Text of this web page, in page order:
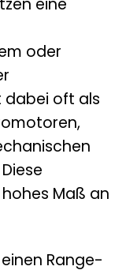
oder
oft als
Maß an
Range-